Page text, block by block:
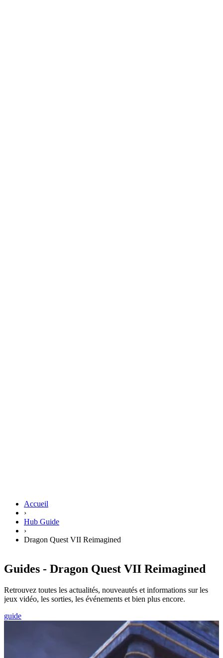
Accueil
›
Hub Guide
›
Dragon Quest VII Reimagined
Guides - Dragon Quest VII Reimagined
Retrouvez toutes les actualités, nouveautés et informations sur les
jeux vidéo, les sorties, les événements et bien plus encore.
guide